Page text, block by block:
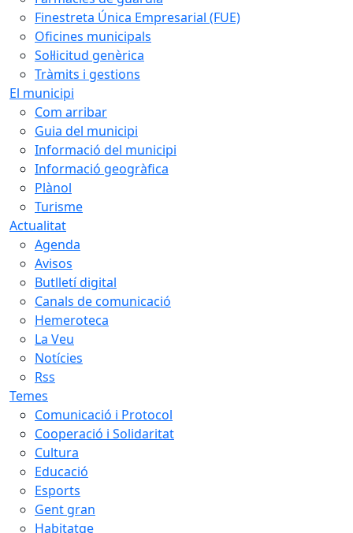
Finestreta Única Empresarial (FUE)
Oficines municipals
Sol·licitud genèrica
Tràmits i gestions
El municipi
Com arribar
Guia del municipi
Informació del municipi
Informació geogràfica
Plànol
Turisme
Actualitat
Agenda
Avisos
Butlletí digital
Canals de comunicació
Hemeroteca
La Veu
Notícies
Rss
Temes
Comunicació i Protocol
Cooperació i Solidaritat
Cultura
Educació
Esports
Gent gran
Habitatge